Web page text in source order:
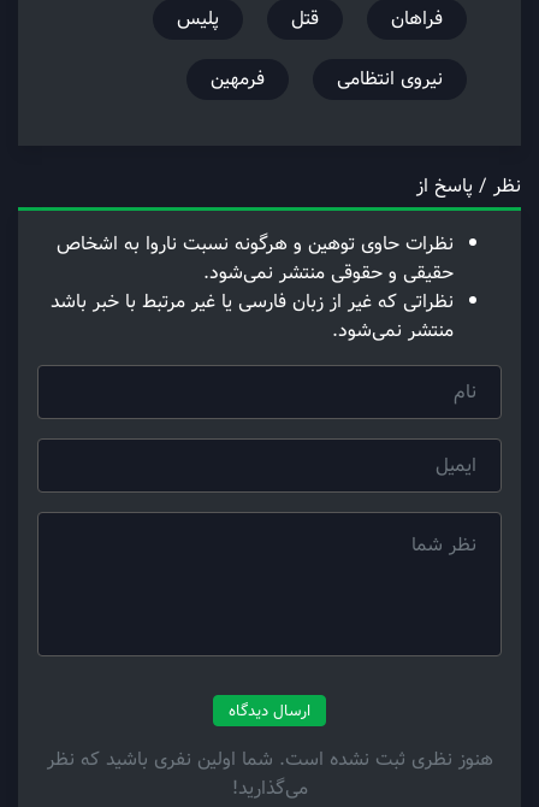
فراهان قتل
پلیس
نیروی انتظامی
فرمهین
نظر / پاسخ از
نظرات حاوی توهین و هرگونه نسبت ناروا به اشخاص
حقیقی و حقوقی منتشر نمی‌شود.
نظراتی که غیر از زبان فارسی یا غیر مرتبط با خبر باشد
منتشر نمی‌شود.
ارسال دیدگاه
هنوز نظری ثبت نشده است. شما اولین نفری باشید که نظر
می‌گذارید!